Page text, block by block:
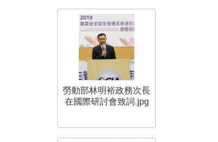
勞動部林明裕政務次長
在國際研討會致詞.jpg